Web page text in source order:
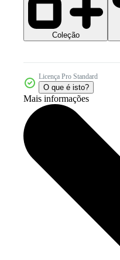
Coleção
Licença Pro Standard
O que é isto?
Mais informações